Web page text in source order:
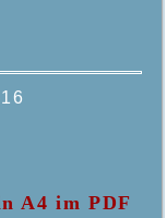
A4 im PDF